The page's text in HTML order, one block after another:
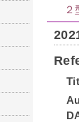
２